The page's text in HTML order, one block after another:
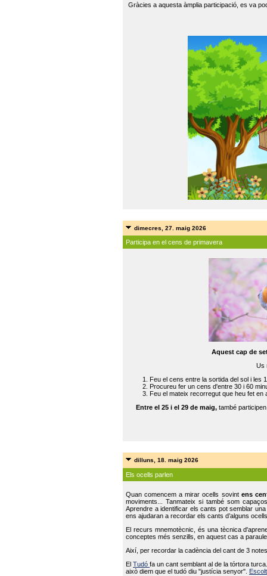
Gràcies a aquesta àmplia participació, es va
dimecres, 27. maig 2026
Participa en el cens de primavera
Aquest cap de
Us
Feu el cens entre la sortida del sol i les
Procureu fer un cens d'entre 30 i 60
Feu el mateix recorregut que heu fet en
Entre el 25 i el 29 de maig, també
dilluns, 18. maig 2026
Els ocells parlen
Quan comencem a mirar ocells sovint ens
moviments... Tanmateix si també som
Aprendre a identificar els cants pot semblar
ens ajudaran a recordar els cants d’alguns
El recurs mnemotècnic, és una tècnica
conceptes més senzills, en aquest cas a
Així, per recordar la cadència del cant de 3
ElTudófa un cant semblant al de la tórtora
això diem que el tudó diu "justícia senyor".